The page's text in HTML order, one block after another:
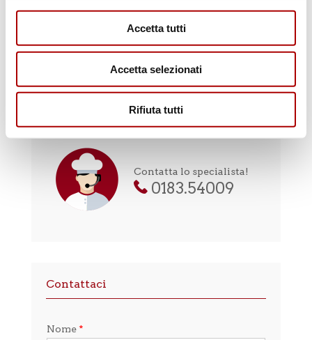
Accetta tutti
Accetta selezionati
Rifiuta tutti
Il macellaio risponde
Contatta lo specialista!
0183.54009
Contattaci
Nome *